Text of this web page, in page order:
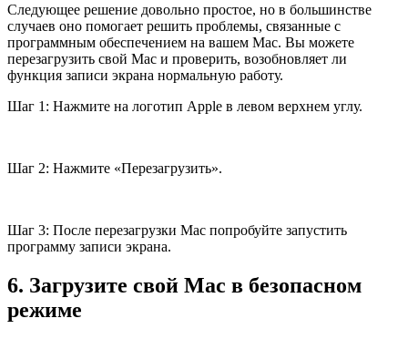
Следующее решение довольно простое, но в большинстве
случаев оно помогает решить проблемы, связанные с
программным обеспечением на вашем Mac. Вы можете
перезагрузить свой Mac и проверить, возобновляет ли
функция записи экрана нормальную работу.
Шаг 1: Нажмите на логотип Apple в левом верхнем углу.
Шаг 2: Нажмите «Перезагрузить».
Шаг 3: После перезагрузки Mac попробуйте запустить
программу записи экрана.
6. Загрузите свой Mac в безопасном
режиме